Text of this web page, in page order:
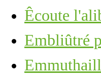
Êcoute
Embliûtré